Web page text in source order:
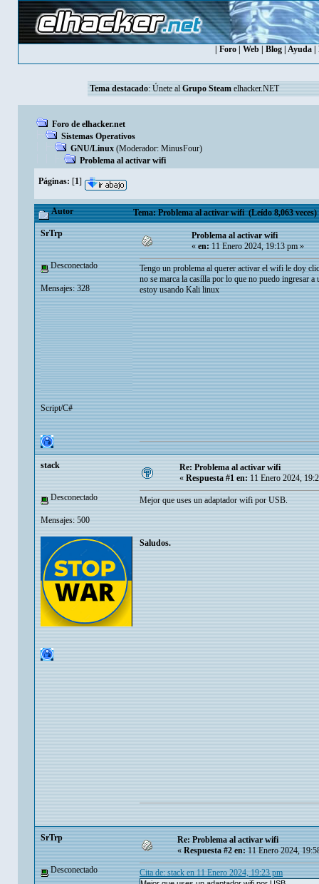
Foro| Web| Blog| Ayuda|
Tema destacado: Únete al Grupo Steamelhacker.NET
Foro de elhacker.net
Sistemas Operativos
GNU/Linux (Moderador: MinusFour)
Problema al activar wifi
Páginas: [1]
Autor Tema: Problema al activar wifi (Leído 8,063 veces)
SrTrp
Desconectado
Mensajes: 328
Script/C#
Problema al activar wifi
«en:11 Enero 2024, 19:13 pm »
Tengo un problema al querer activar el wifi le doy
no se marca la casílla por lo que no puedo ingresar a
estoy usando Kali linux
stack
Desconectado
Mensajes: 500
Re: Problema al activar wifi
« Respuesta #1 en: 11 Enero 2024,
Mejor que uses un adaptador wifi por USB.
Saludos.
SrTrp
Desconectado
Re: Problema al activar wifi
«Respuesta #2 en:11 Enero 2024,
Cita de: stack en 11 Enero 2024, 19:23 pm